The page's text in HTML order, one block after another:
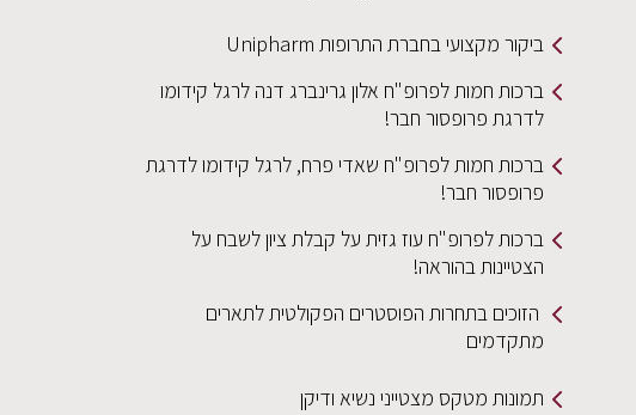
ביקור מקצועי בחברת התרופות Unipharm
ברכות חמות לפרופ"ח אלון גרינברג דנה לרגל קידומו
לדרגת פרופסור חבר!
ברכות חמות לפרופ"ח שאדי פרח, לרגל קידומו לדרגת
פרופסור חבר!
ברכות לפרופ"ח עוז גזית על קבלת ציון לשבח על
הצטיינות בהוראה!
הזוכים בתחרות הפוסטרים הפקולטית לתארים
מתקדמים
תמונות מטקס מצטייני נשיא ודיקן